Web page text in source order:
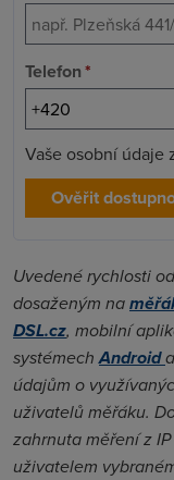
Telefon*
Vaše osobní údaje
Ověřit
Uvedené rychlosti
dosaženým na
DSL.cz, mobilní
systémechAndroida
údajům o
uživatelů měřáku.
zahrnuta měření z
uživatelem